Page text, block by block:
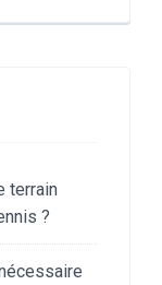
terrain
?